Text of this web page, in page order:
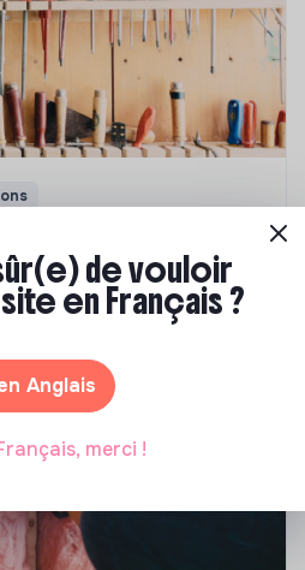
à la transition écologique
janvier 2024
de vouloir
en Français ?
Anglais
merci !